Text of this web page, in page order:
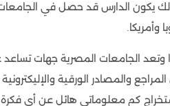
الأوراق المطلوبة للتقديم في
المستندات المشروطة (حسب
معادلة الشهادات في مصر
يكون الدارس قد حصل في الجامعات
وأمريكا.
وتعد الجامعات المصرية جهات
والمصادر الورقية
كم معلوماتي هائل عن أي فكرة